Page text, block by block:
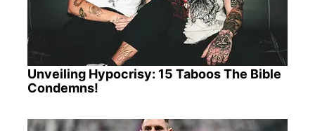
Unveiling Hypocrisy: 15 Taboos The Bible
Condemns!